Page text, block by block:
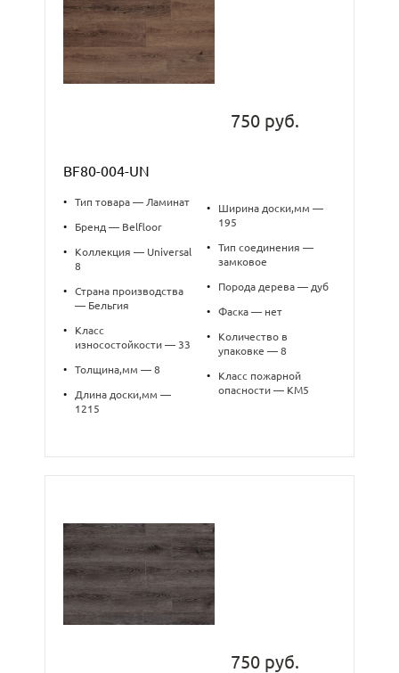
750 руб.
BF80-004-UN
• Тип товара — Ламинат
• Бренд — Belfloor
•
Коллекция — Universal
8
•
Страна производства
— Бельгия
•
Класс
износостойкости — 33
• Толщина,мм — 8
•
Длина доски,мм —
1215
•
Ширина доски,мм —
195
•
Тип соединения —
замковое
• Порода дерева — дуб
• Фаска — нет
•
Количество в
упаковке — 8
•
Класс пожарной
опасности — КМ5
750 руб.